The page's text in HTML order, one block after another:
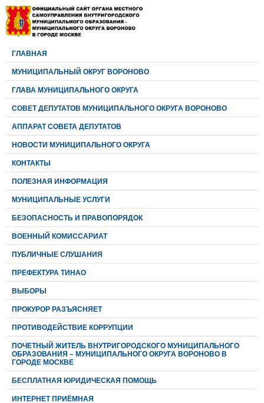
ГЛАВНАЯ
МУНИЦИПАЛЬНЫЙ ОКРУГ ВОРОНОВО
ГЛАВА МУНИЦИПАЛЬНОГО ОКРУГА
CОВЕТ ДЕПУТАТОВ МУНИЦИПАЛЬНОГО ОКРУГА ВОРОНОВО
АППАРАТ СОВЕТА ДЕПУТАТОВ
НОВОСТИ МУНИЦИПАЛЬНОГО ОКРУГА
КОНТАКТЫ
ПОЛЕЗНАЯ ИНФОРМАЦИЯ
МУНИЦИПАЛЬНЫЕ УСЛУГИ
БЕЗОПАСНОСТЬ И ПРАВОПОРЯДОК
ВОЕННЫЙ КОМИССАРИАТ
ПУБЛИЧНЫЕ СЛУШАНИЯ
ПРЕФЕКТУРА ТИНАО
ВЫБОРЫ
ПРОКУРОР РАЗЪЯСНЯЕТ
ПРОТИВОДЕЙСТВИЕ КОРРУПЦИИ
ПОЧЕТНЫЙ ЖИТЕЛЬ ВНУТРИГОРОДСКОГО МУНИЦИПАЛЬНОГО
ОБРАЗОВАНИЯ – МУНИЦИПАЛЬНОГО ОКРУГА ВОРОНОВО В
ГОРОДЕ МОСКВЕ
БЕСПЛАТНАЯ ЮРИДИЧЕСКАЯ ПОМОЩЬ
ИНТЕРНЕТ ПРИЁМНАЯ